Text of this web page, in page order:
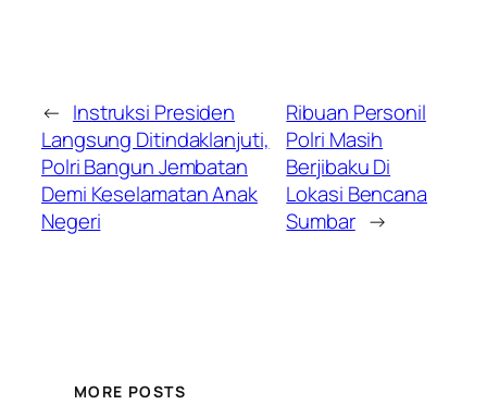
← Instruksi Presiden
Langsung Ditindaklanjuti,
Polri Bangun Jembatan
Demi Keselamatan Anak
Negeri
Ribuan Personil
Polri Masih
Berjibaku Di
Lokasi Bencana
Sumbar →
MORE POSTS